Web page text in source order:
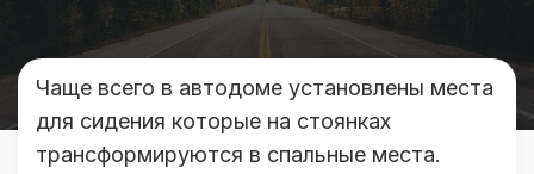
Чаще всего в автодоме установлены места
для сидения которые на стоянках
трансформируются в спальные места.